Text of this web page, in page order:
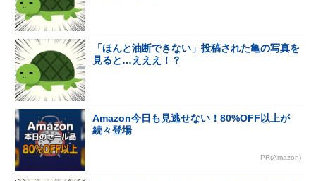
「ほんと油断できない」投稿された亀の写真を
見ると…えええ！？
Amazon今日も見逃せない！80%OFF以上が
続々登場
PR(Amazon)